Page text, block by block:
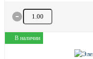
Количество товара
В наличии